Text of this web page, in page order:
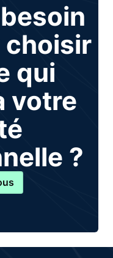
choisir
qui
votre
?